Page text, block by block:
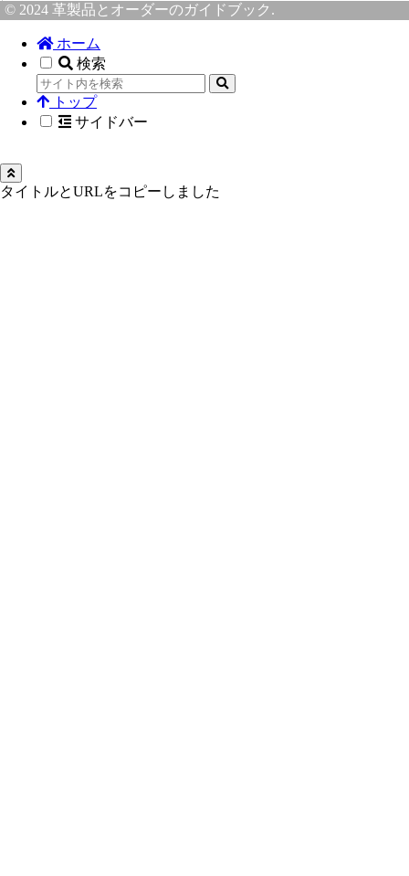
© 2024 革製品とオーダーのガイドブック.
ホーム
検索
トップ
サイドバー
タイトルとURLをコピーしました